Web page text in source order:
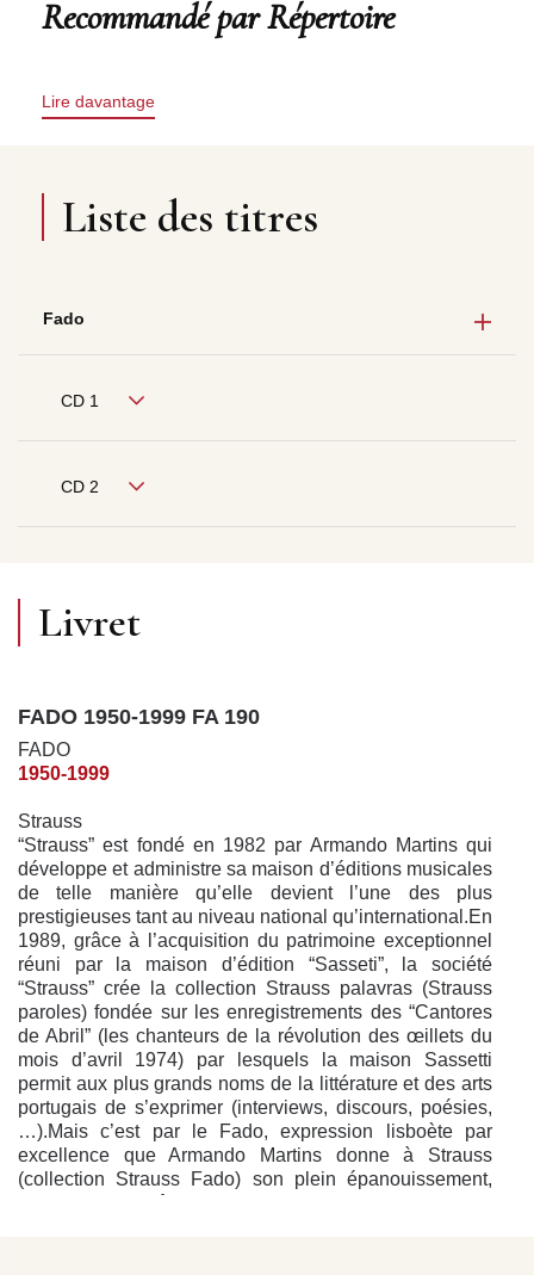
Recommandé par Répertoire
Lire davantage
Liste des titres
Fado
CD 1
CD 2
Livret
FADO 1950-1999 FA 190
FADO
1950-1999
Strauss
“Strauss” est fondé en 1982 par Armando Martins qui
développe et administre sa maison d’éditions musicales
de telle manière qu’elle devient l’une des plus
prestigieuses tant au niveau national qu’international.En
1989, grâce à l’acquisition du patrimoine exceptionnel
réuni par la maison d’édition “Sasseti”, la société
“Strauss” crée la collection Strauss palavras (Strauss
paroles) fondée sur les enregistrements des “Cantores
de Abril” (les chanteurs de la révolution des œillets du
mois d’avril 1974) par lesquels la maison Sassetti
permit aux plus grands noms de la littérature et des arts
portugais de s’exprimer (interviews, discours, poésies,
…).Mais c’est par le Fado, expression lisboète par
excellence que Armando Martins donne à Strauss
(collection Strauss Fado) son plein épanouissement,